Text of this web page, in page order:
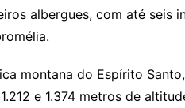
albergues, com até seis
montana do Espírito
e 1.374 metros de